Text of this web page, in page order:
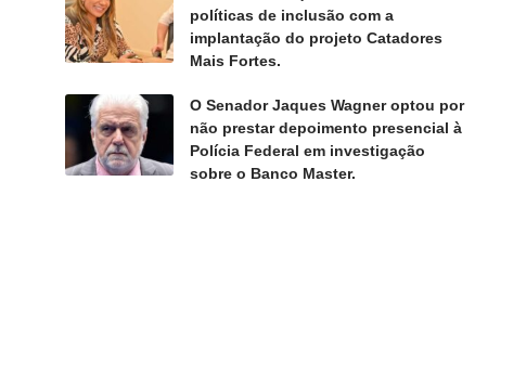
políticas de inclusão com a
implantação do projeto Catadores
Mais Fortes.
O Senador Jaques Wagner optou por
não prestar depoimento presencial à
Polícia Federal em investigação
sobre o Banco Master.